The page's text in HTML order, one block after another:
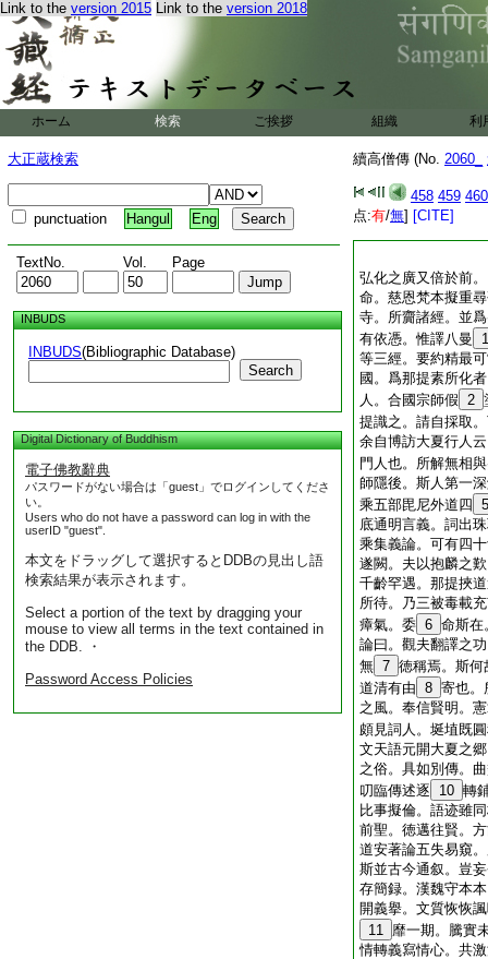
Link to the version 2015 Link to the version 2018
ホーム 検索 ご挨拶 組織 利
大正蔵検索
punctuation Hangul Eng
TextNo. Vol. Page
INBUDS
INBUDS(Bibliographic Database)
Search
Digital Dictionary of Buddhism
電子佛教辭典
パスワードがない場合は「guest」でログインしてくださ
い。
Users who do not have a password can log in with the
userID "guest".
本文をドラッグして選択するとDDBの見出し語
検索結果が表示されます。
Select a portion of the text by dragging your
mouse to view all terms in the text contained in
the DDB. ・
Password Access Policies
續高僧傳 (No. 2060_
458 459 460
点:有/無] [CITE]
弘化之廣又倍於前
命。慈恩梵本擬重
寺。所齎諸經。並
有依憑。惟譯八曼
1
等三經。要約精最
國。爲那提素所化
人。合國宗師假 2
提識之。請自採取
余自博訪大夏行人
門人也。所解無相
師隱後。斯人第一
乘五部毘尼外道四 5
底通明言義。詞出
乘集義論。可有四
遂闕。夫以抱麟之
千齡罕遇。那提挾
所待。乃三被毒載
瘴氣。委 6 命斯在
論曰。觀夫翻譯之
無 7 徳稱焉。斯何
道清有由 8 寄也。
之風。奉信賢明。
頗見詞人。埏埴既
文天語元開大夏之
之俗。具如別傳。
叨臨傳述逐
10 轉
比事擬倫。語迹雖
前聖。徳邁往賢。
道安著論五失易窺
斯並古今通叙。豈
存簡録。漢魏守本
開義擧。文質恢恢
11 靡一期。騰實
情轉義寫情心。共